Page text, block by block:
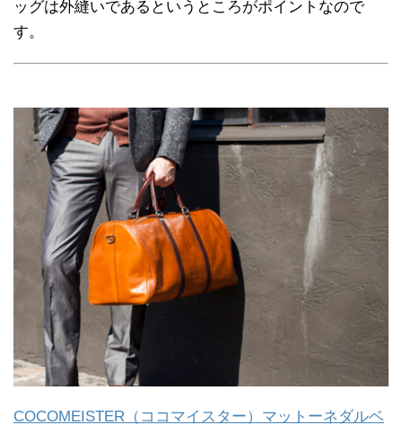
ッグは外縫いであるというところがポイントなので
す。
COCOMEISTER（ココマイスター）マットーネダルベ